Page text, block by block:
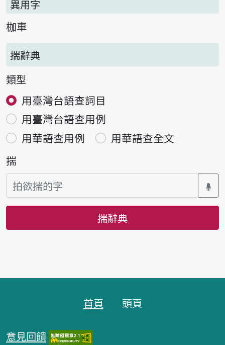
異用字
枷車
揣辭典
類型
用臺灣台語查詞目
用臺灣台語查用例
用華語查用例
用華語查全文
揣
揣辭典
首頁 頭頁
意見回饋